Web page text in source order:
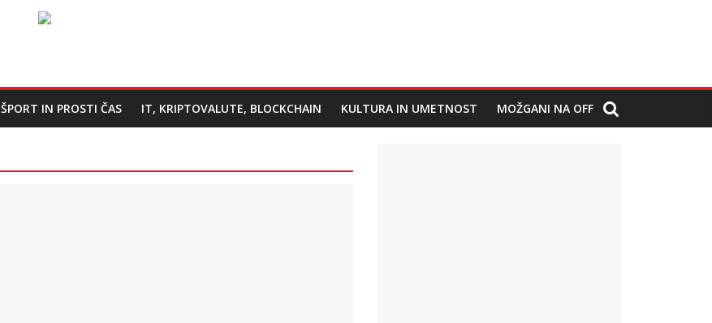
ŠPORT IN PROSTI ČAS IT, KRIPTOVALUTE, BLOCKCHAIN KULTURA IN UMETNOST MOŽGANI NA OFF